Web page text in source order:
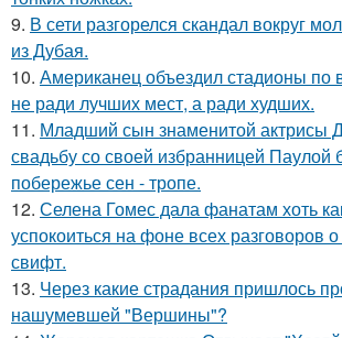
9. В сети разгорелся скандал вокруг
из Дубая.
10. Американец объездил стадионы по
не ради лучших мест, а ради худших.
11. Младший сын знаменитой актрисы
свадьбу со своей избранницей Паулой
побережье сен - тропе.
12. Селена Гомес дала фанатам хоть
успокоиться на фоне всех разговоров
свифт.
13. Через какие страдания пришлось
нашумевшей "Вершины"?